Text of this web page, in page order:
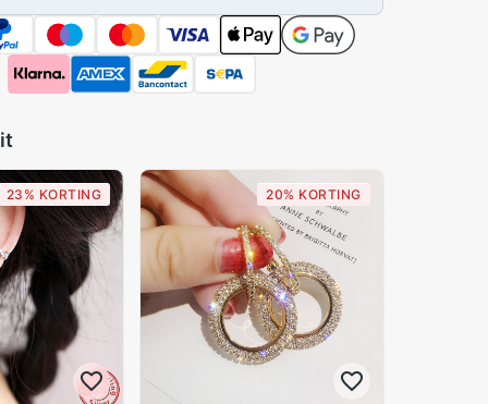
23% KORTING 20% KORTING